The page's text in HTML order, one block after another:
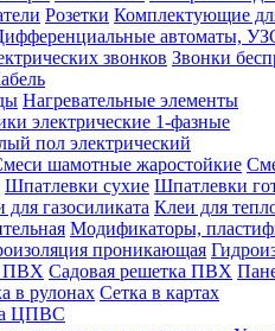
Розетки Комплектующие
автоматы,
звонков Звонки
Нагревательные элементы
электрические 1-фазные
пол электрический
шамотные жаростойкие
Шпатлевки сухие Шпатлевки
для газосиликата Клеи для
Модификаторы,
проникающая
ПВХ Садовая решетка ПВХ
в рулонах Сетка в картах
ЦПВС